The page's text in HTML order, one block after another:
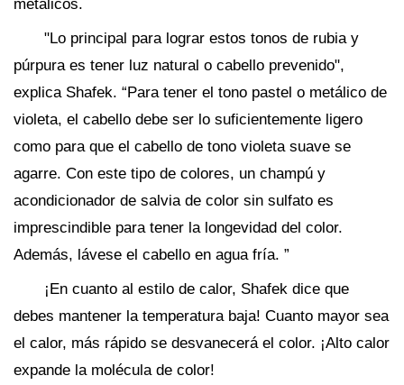
metálicos.
"Lo principal para lograr estos tonos de rubia y
púrpura es tener luz natural o cabello prevenido",
explica Shafek. “Para tener el tono pastel o metálico de
violeta, el cabello debe ser lo suficientemente ligero
como para que el cabello de tono violeta suave se
agarre. Con este tipo de colores, un champú y
acondicionador de salvia de color sin sulfato es
imprescindible para tener la longevidad del color.
Además, lávese el cabello en agua fría. ”
¡En cuanto al estilo de calor, Shafek dice que
debes mantener la temperatura baja! Cuanto mayor sea
el calor, más rápido se desvanecerá el color. ¡Alto calor
expande la molécula de color!